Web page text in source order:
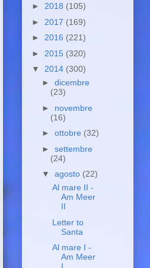
► 2018 (105)
► 2017 (169)
► 2016 (221)
► 2015 (320)
▼ 2014 (300)
► dicembre
(23)
► novembre
(16)
► ottobre (32)
► settembre
(24)
▼ agosto (22)
Al mare II -
Am Meer
II
Letter to
Santa
Al mare I -
Am Meer